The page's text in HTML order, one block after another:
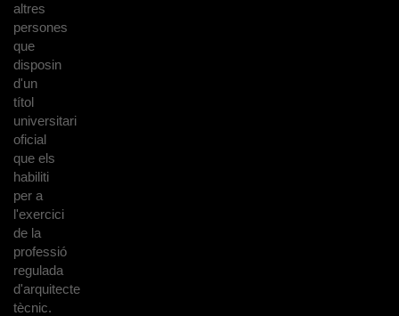
altres
persones
que
disposin
d'un
títol
universitari
oficial
que els
habiliti
per a
l'exercici
de la
professió
regulada
d'arquitecte
tècnic.